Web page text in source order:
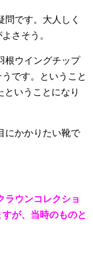
です。大人しく
さそう。
根ウイングチップ
です。ということ
いうことになり
にかかりたい靴で
ラウンコレクショ
が、当時のものと